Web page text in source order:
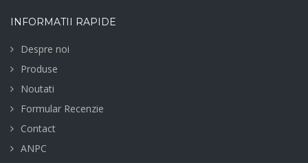
INFORMATII RAPIDE
Despre noi
Produse
Noutati
Formular Recenzie
Contact
ANPC